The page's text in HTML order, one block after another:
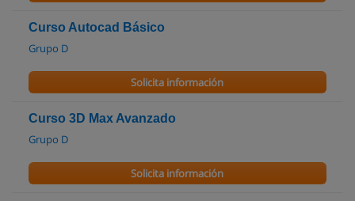
Curso Autocad Básico
Grupo D
Solicita información
Curso 3D Max Avanzado
Grupo D
Solicita información